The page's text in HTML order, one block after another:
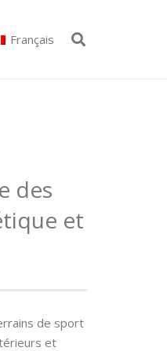
Français
des
et
de sport
et